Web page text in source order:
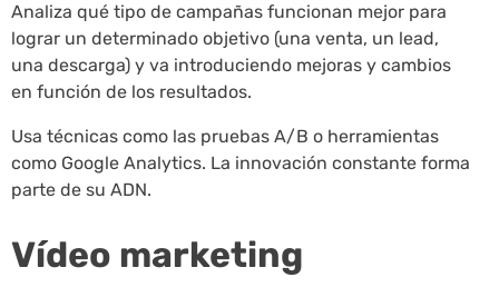
Analiza qué tipo de campañas funcionan mejor para
lograr un determinado objetivo (una venta, un lead,
una descarga) y va introduciendo mejoras y cambios
en función de los resultados.
Usa técnicas como las pruebas A/B o herramientas
como Google Analytics. La innovación constante forma
parte de su ADN.
Vídeo marketing